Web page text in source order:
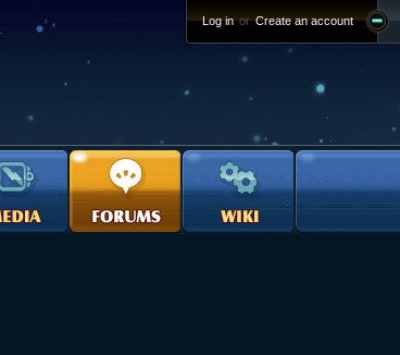
Log in or Create an account